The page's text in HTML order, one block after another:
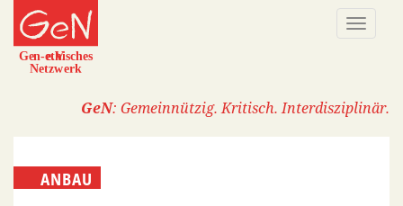
Direkt
zum
Inhalt
GeN: Gemeinnützig. Kritisch. Interdisziplinär.
ANBAU